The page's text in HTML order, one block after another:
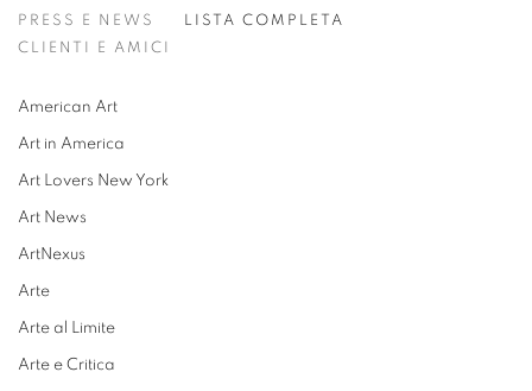
LISTA COMPLETA
PRESS E NEWS
LISTA COMPLETA
CLIENTI E AMICI
American Art
Art in America
Art Lovers New York
Art News
ArtNexus
Arte
Arte al Limite
Arte e Critica